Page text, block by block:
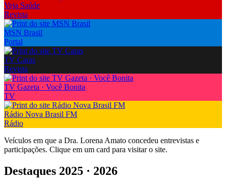
Veja Saúde
Revista
MSN Brasil
Portal
TV Caras
Revista
TV Gazeta · Você Bonita
TV
Rádio Nova Brasil FM
Rádio
Veículos em que a Dra. Lorena Amato concedeu entrevistas e
participações. Clique em um card para visitar o site.
Destaques 2025 · 2026